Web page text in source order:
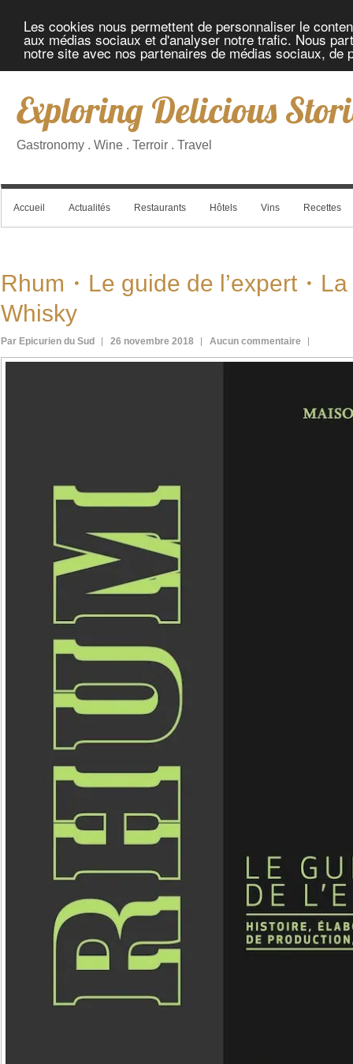
Les cookies nous permettent de personnaliser le
aux médias sociaux et d'analyser notre trafic. Nous
notre site avec nos partenaires de médias sociaux, de
Exploring Delicious
Gastronomy . Wine . Terroir . Travel
Accueil Actualités Restaurants Hôtels Vins Recettes
Rhum・Le guide de l’expert・
Whisky
Par Epicurien du Sud 26 novembre 2018 Aucun commentaire